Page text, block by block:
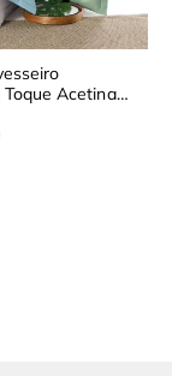
Acetinado